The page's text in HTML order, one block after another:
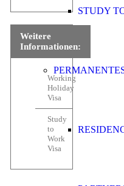
STUDY
Weitere
Informationen:
Working
Holiday
Visa
Study
to
Work
Visa